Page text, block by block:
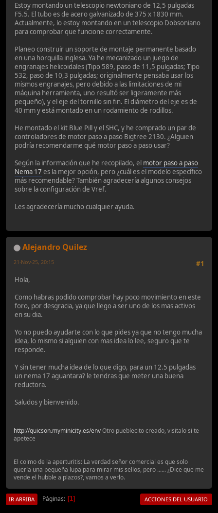
Estoy montando un telescopio newtoniano de 12,5 pulgadas
F5.5. El tubo es de acero galvanizado de 375 x 1830 mm.
Actualmente, lo estoy montando en un telescopio Dobsoniano
para comprobar que funcione correctamente.
Planeo construir un soporte de montaje permanente basado
en una horquilla inglesa. Ya he mecanizado un juego de
engranajes helicoidales (Tipo 589, paso de 11,5 pulgadas; Tipo
532, paso de 10,3 pulgadas; originalmente pensaba usar los
mismos engranajes, pero debido a las limitaciones de mi
máquina herramienta, uno resultó ser ligeramente más
pequeño), y el eje del tornillo sin fin. El diámetro del eje es de
40 mm y está montado en un rodamiento de rodillos.
He montado el kit Blue Pill y el SHC, y he comprado un par de
controladores de motor paso a paso Bigtree 2130. ¿Alguien
podría recomendarme qué motor paso a paso usar?
Según la información que he recopilado, el motor paso a paso
Nema 17 es la mejor opción, pero ¿cuál es el modelo específico
más recomendable? También agradecería algunos consejos
sobre la configuración de Vref.
Les agradecería mucho cualquier ayuda.
Alejandro Quilez
#1
21-Nov-25, 20:15
Hola,
Como habras podido comprobar hay poco movimiento en este
foro, por desgracia, ya que llego a ser uno de los mas activos
en su dia.
Yo no puedo ayudarte con lo que pides ya que no tengo mucha
idea, lo mismo si alguien con mas idea lo lee, seguro que te
responde.
Y sin tener mucha idea de lo que digo, para un 12.5 pulgadas
un nema 17 aguantara? le tendras que meter una buena
reductora.
Saludos y bienvenido.
http://quicson.myminicity.es/envOtro pueblecito creado, visitalo si te
apetece
El colmo de la aperturitis: La verdad señor comercial es que solo
quería una pequeña lupa para mirar mis sellos, pero ...... ¿Dice que me
vende el hubble a plazos?, vamos a verlo.
IR ARRIBA Páginas 1 ACCIONES DEL USUARIO